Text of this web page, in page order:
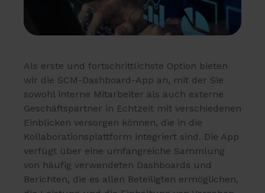
Als erste und fortschrittlichste Option bieten
wir die SCM-Dashboard-App an, mit der Sie
sowohl interne Mitarbeiter als auch externe
Geschäftspartner in Echtzeit mit verschiedenen
Einblicken versorgen können, die in die
Kollaborationsplattform integriert sind. Die App
verfügt über eine umfangreiche Sammlung
von häufig verwendeten Dashboards und
Berichten, die es allen Beteiligten ermöglichen,